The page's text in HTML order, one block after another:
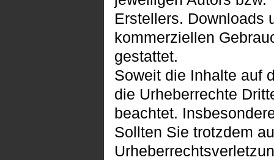
Erstellers. Downloads
kommerziellen
gestattet.
Soweit die Inhalte auf
die Urheberrechte
beachtet.
Sollten Sie trotzdem